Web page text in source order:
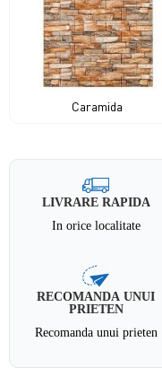
Caramida
LIVRARE RAPIDA
In orice localitate
RECOMANDA UNUI
PRIETEN
Recomanda unui prieten